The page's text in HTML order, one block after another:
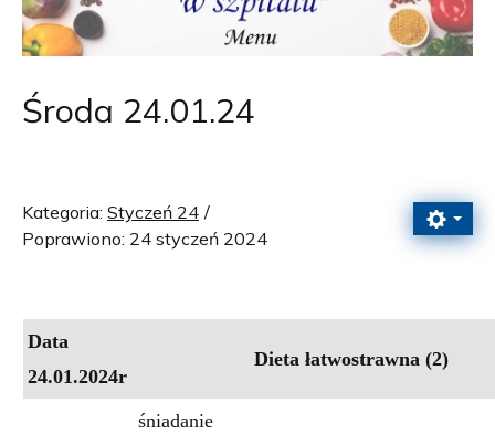
Środa 24.01.24
Kategoria: Styczeń 24
Poprawiono: 24 styczeń 2024
Data
24.01.2024r
Dieta łatwostrawna (2)
śniadanie